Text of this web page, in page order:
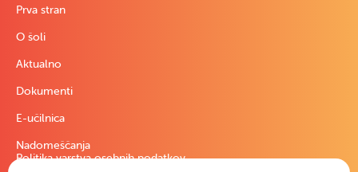
Prva stran
O šoli
Aktualno
Dokumenti
E-učilnica
Nadomeščanja
Politika varstva osebnih podatkov